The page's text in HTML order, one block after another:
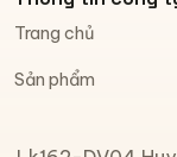
Trang chủ
Sản phẩm